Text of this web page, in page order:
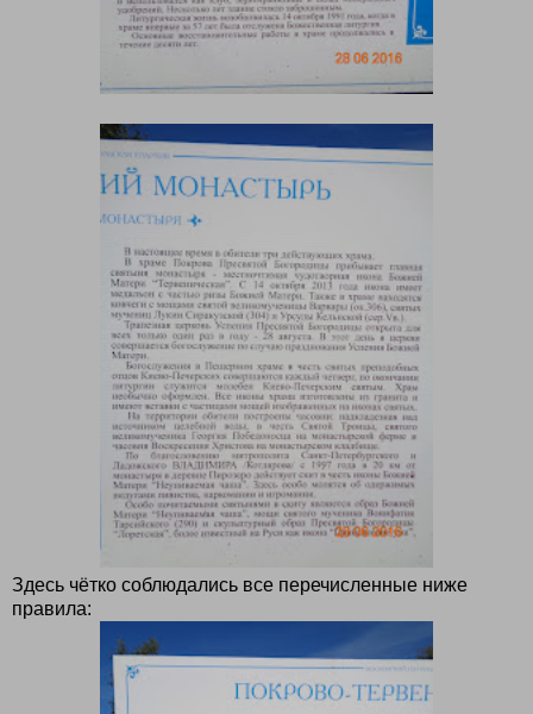
Здесь чётко соблюдались все перечисленные ниже
правила: